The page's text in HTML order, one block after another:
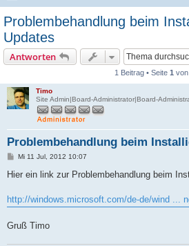
Problembehandlung beim
Updates
Antworten
1 Beitrag • Seite 1 von
Timo
Site Admin|Board-Administrator|Board-
Problembehandlung beim
B
i
a
g
Mi 11 Jul, 2012 10:07
Hier ein link zur Problembehandlung beim
http://windows.microsoft.com/de-de/wind ...
Gruß Timo